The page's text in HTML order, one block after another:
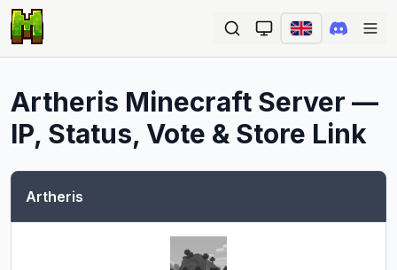
Artheris Minecraft Server —
IP, Status, Vote & Store Link
Artheris